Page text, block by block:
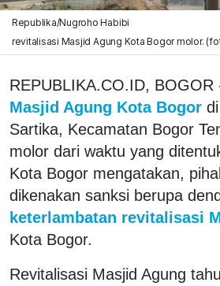
Republika/Nugroho Habibi
revitalisasi Masjid Agung Kota Bogor molor.
REPUBLIKA.CO.ID, BOGOR
Masjid Agung Kota Bogor
Sartika, Kecamatan Bogor
molor dari waktu yang
Kota Bogor mengatakan,
dikenakan sanksi berupa
keterlambatan revitalisasi
Kota Bogor.
Revitalisasi Masjid Agung